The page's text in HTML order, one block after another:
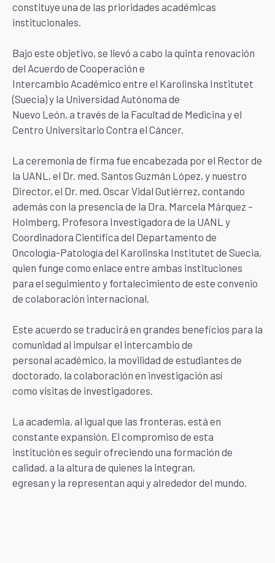
constituye una de las prioridades académicas
institucionales.
Bajo este objetivo, se llevó a cabo la quinta renovación
del Acuerdo de Cooperación e
Intercambio Académico entre el Karolinska Institutet
(Suecia) y la Universidad Autónoma de
Nuevo León, a través de la Facultad de Medicina y el
Centro Universitario Contra el Cáncer.
La ceremonia de firma fue encabezada por el Rector de
la UANL, el Dr. med. Santos Guzmán López, y nuestro
Director, el Dr. med. Oscar Vidal Gutiérrez, contando
además con la presencia de la Dra. Marcela Márquez –
Holmberg, Profesora Investigadora de la UANL y
Coordinadora Científica del Departamento de
Oncología-Patología del Karolinska Institutet de Suecia,
quien funge como enlace entre ambas instituciones
para el seguimiento y fortalecimiento de este convenio
de colaboración internacional.
Este acuerdo se traducirá en grandes beneficios para la
comunidad al impulsar el intercambio de
personal académico, la movilidad de estudiantes de
doctorado, la colaboración en investigación así
como visitas de investigadores.
La academia, al igual que las fronteras, está en
constante expansión. El compromiso de esta
institución es seguir ofreciendo una formación de
calidad, a la altura de quienes la integran,
egresan y la representan aquí y alrededor del mundo.